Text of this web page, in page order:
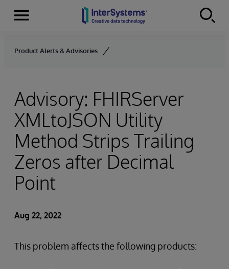
Skip to content
Menu
Product Alerts & Advisories
Advisory: FHIRServer
XMLtoJSON Utility
Method Strips Trailing
Zeros after Decimal
Point
Aug 22, 2022
This problem affects the following products: